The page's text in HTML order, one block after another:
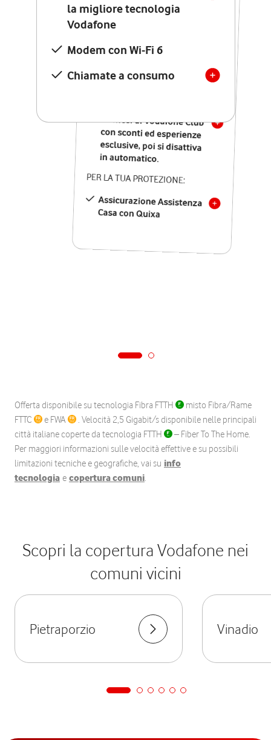
la migliore tecnologia
Vodafone
Modem con Wi-Fi 6
Chiamate a consumo
Vodafone
Modem Seven con Wi-Fi 7
Chiamate illimitate verso
numeri fissi e mobili
nazionali
12 mesi di Vodafone Club
con sconti ed esperienze
esclusive, poi si disattiva
in automatico.
PER LA TUA PROTEZIONE:
Assicurazione Assistenza
Casa con Quixa
Offerta disponibile su tecnologia Fibra FTTH
misto Fibra/Rame
FTTC
e FWA
. Velocità 2,5 Gigabit/s disponibile nelle principali
città italiane coperte da tecnologia FTTH
– Fiber To The Home.
Per maggiori informazioni sulle velocità effettive e su possibili
limitazioni tecniche e geografiche, vai su info
tecnologia e copertura comuni.
Scopri la copertura Vodafone nei
comuni vicini
Pietraporzio Vinadio